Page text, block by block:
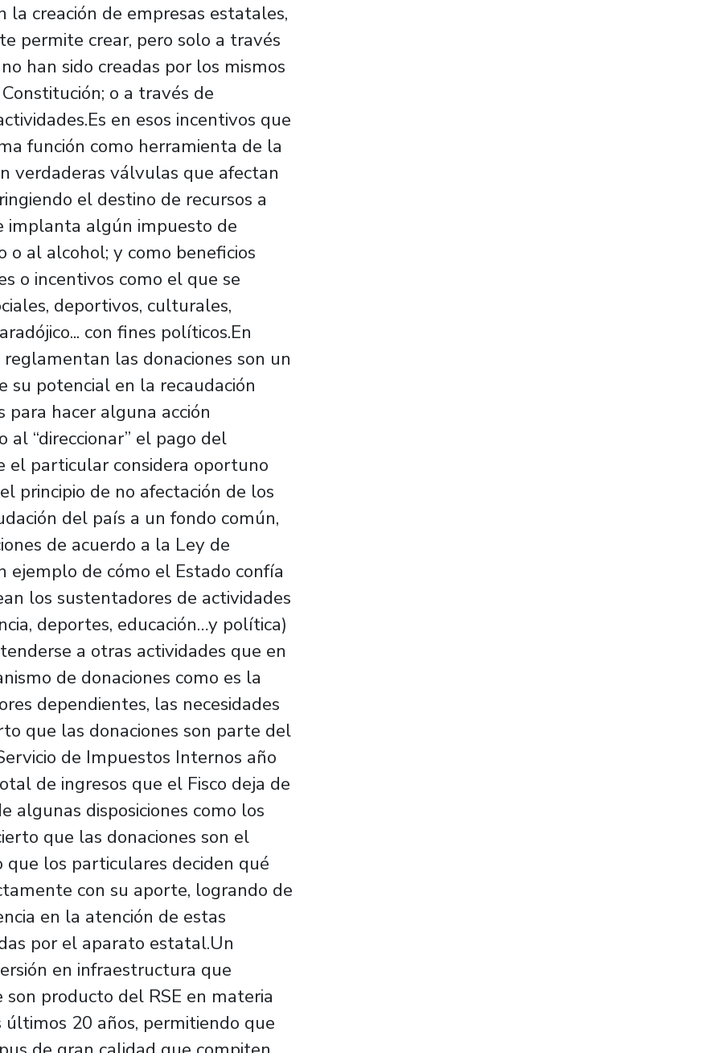
la creación de empresas estatales,
permite crear, pero solo a través
han sido creadas por los mismos
o a través de
en esos incentivos que
función como herramienta de la
verdaderas válvulas que afectan
el destino de recursos a
implanta algún impuesto de
al alcohol; y como beneficios
o incentivos como el que se
deportivos, culturales,
con fines políticos.En
las donaciones son un
su potencial en la recaudación
hacer alguna acción
al “direccionar” el pago del
el particular considera oportuno
principio de no afectación de los
del país a un fondo común,
de acuerdo a la Ley de
ejemplo de cómo el Estado confía
los sustentadores de actividades
deportes, educación…y política)
a otras actividades que en
de donaciones como es la
dependientes, las necesidades
que las donaciones son parte del
de Impuestos Internos año
de ingresos que el Fisco deja de
algunas disposiciones como los
que las donaciones son el
los particulares deciden qué
con su aporte, logrando de
en la atención de estas
por el aparato estatal.Un
en infraestructura que
producto del RSE en materia
20 años, permitiendo que